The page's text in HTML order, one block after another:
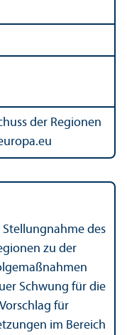
der Regionen
Stellungnahme des
zu der
Schwung für die
für
im Bereich